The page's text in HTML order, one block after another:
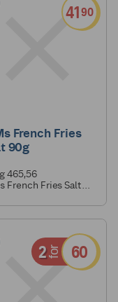
4190
French Fries
90g
465,56
French Fries Salt
2for 60